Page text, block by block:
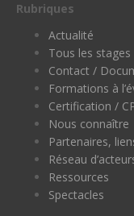
Rubriques
Actualité
Tous les stages
Contact /
Formations à
Certification /
Nous connaître
Partenaires,
Réseau
Ressources
Spectacles